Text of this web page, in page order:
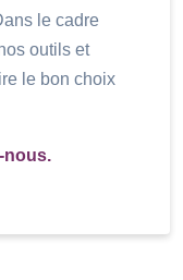
le cadre
outils et
le bon choix
nous.